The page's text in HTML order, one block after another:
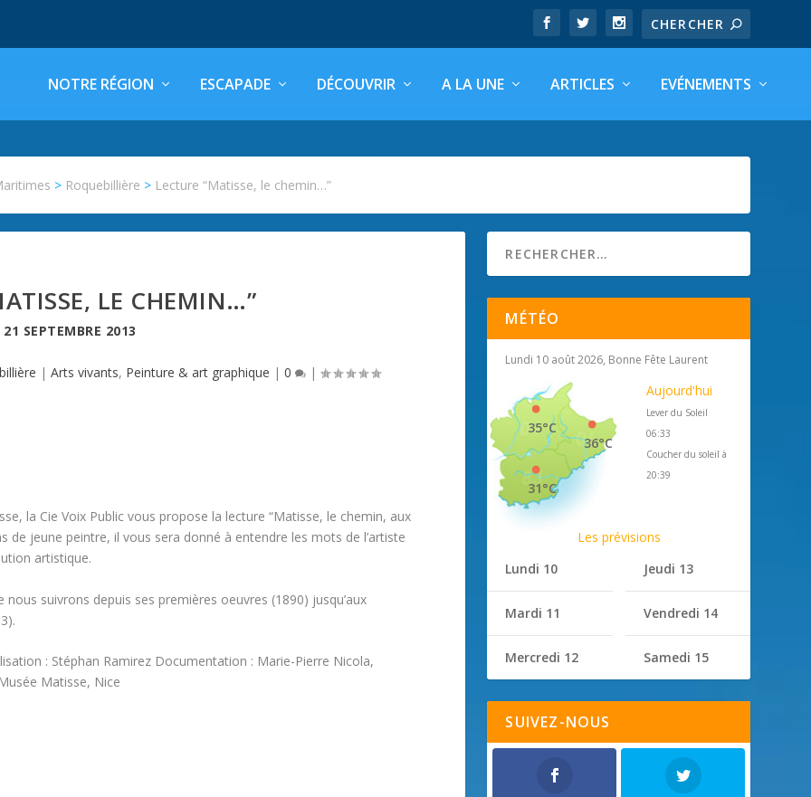
NOTRE RÉGION ESCAPADE DÉCOUVRIR A LA UNE ARTICLES EVÉNEMENTS
> Roquebillière > Lecture “Matisse, le chemin…”
LE CHEMIN…”
21 SEPTEMBRE 2013
| Arts vivants, Peinture & art graphique | 0 |
la Cie Voix Public vous propose la lecture “Matisse, le chemin, aux
de jeune peintre, il vous sera donné à entendre les mots de l’artiste
artistique.
suivrons depuis ses premières oeuvres (1890) jusqu’aux
: Stéphan Ramirez Documentation : Marie-Pierre Nicola,
Matisse, Nice
MÉTÉO
Lundi 10 août 2026, Bonne Fête Laurent
36°C
35°C
31°C
Aujourd'hui
Lever du Soleil
06:33
Coucher du soleil à
20:39
Les prévisions
Lundi 10
Mardi 11
Mercredi 12
Jeudi 13
Vendredi 14
Samedi 15
SUIVEZ-NOUS